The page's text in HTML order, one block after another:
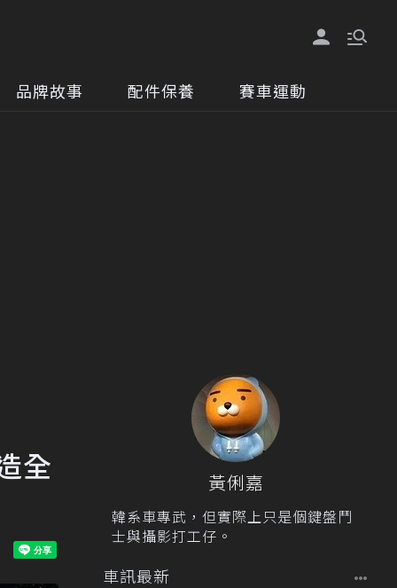
品牌故事 配件保養 賽車運動
全 黃俐嘉
韓系車專武，但實際上只是個鍵盤鬥
士與攝影打工仔。
車訊最新